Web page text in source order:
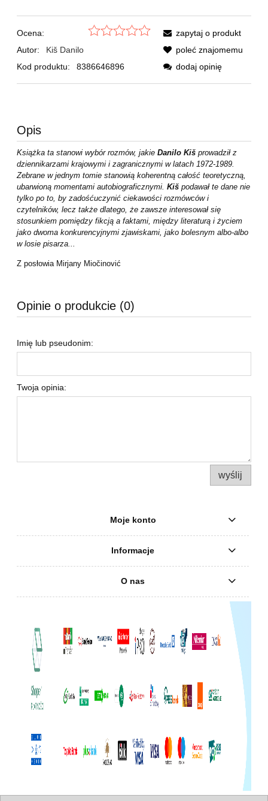
Ocena:
Autor:
Kiš Danilo
Kod produktu:
8386646896
zapytaj o produkt
poleć znajomemu
dodaj opinię
Opis
Książka ta stanowi wybór rozmów, jakie Danilo Kiš prowadził z
dziennikarzami krajowymi i zagranicznymi w latach 1972-1989.
Zebrane w jednym tomie stanowią koherentną całość teoretyczną,
ubarwioną momentami autobiograficznymi. Kiš podawał te dane nie
tylko po to, by zadośćuczynić ciekawości rozmówców i
czytelników, lecz także dlatego, że zawsze interesował się
stosunkiem pomiędzy fikcją a faktami, między literaturą i życiem
jako dwoma konkurencyjnymi zjawiskami, jako bolesnym albo-albo
w losie pisarza...
Z posłowiaMirjany Miočinović
Opinie o produkcie (0)
Imię lub pseudonim:
Twoja opinia:
wyślij
Moje konto
Informacje
O nas